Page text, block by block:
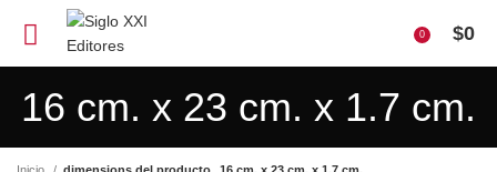
0 $0
16 cm. x 23 cm. x 1.7 cm.